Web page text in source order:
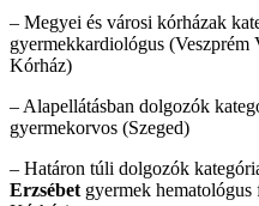
– Megyei és városi kórházak
gyermekkardiológus
Kórház)
– Alapellátásban dolgozók
gyermekorvos (Szeged)
– Határon túli dolgozók
Erzsébet gyermek